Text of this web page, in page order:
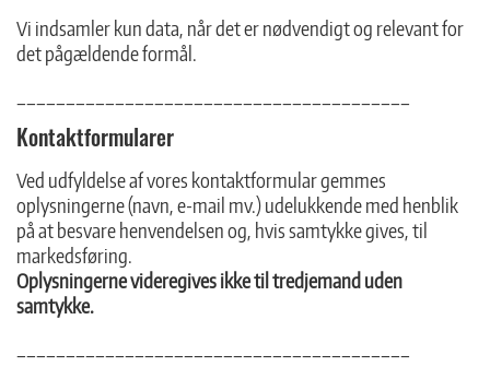
Vi indsamler kun data, når det er nødvendigt og relevant for
det pågældende formål.
Kontaktformularer
Ved udfyldelse af vores kontaktformular gemmes
oplysningerne (navn, e-mail mv.) udelukkende med henblik
på at besvare henvendelsen og, hvis samtykke gives, til
markedsføring.
Oplysningerne videregives ikke til tredjemand uden
samtykke.